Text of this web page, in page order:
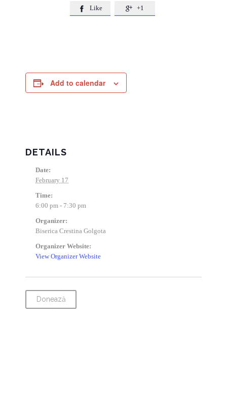
 Like  +1
Add to calendar
DETAILS
Date:
February 17
Time:
6:00 pm - 7:30 pm
Organizer:
Biserica Crestina Golgota
Organizer Website:
View Organizer Website
Donează